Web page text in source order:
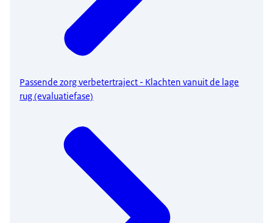
Passende zorg verbetertraject - Klachten vanuit de lage
rug (evaluatiefase)